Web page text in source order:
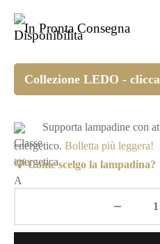
era:
In Pronta Consegna
Collezione LEDO -
Supporta lampadine con
energetico. Bolletta più leggera!
💡 Come scelgo la lampadina?